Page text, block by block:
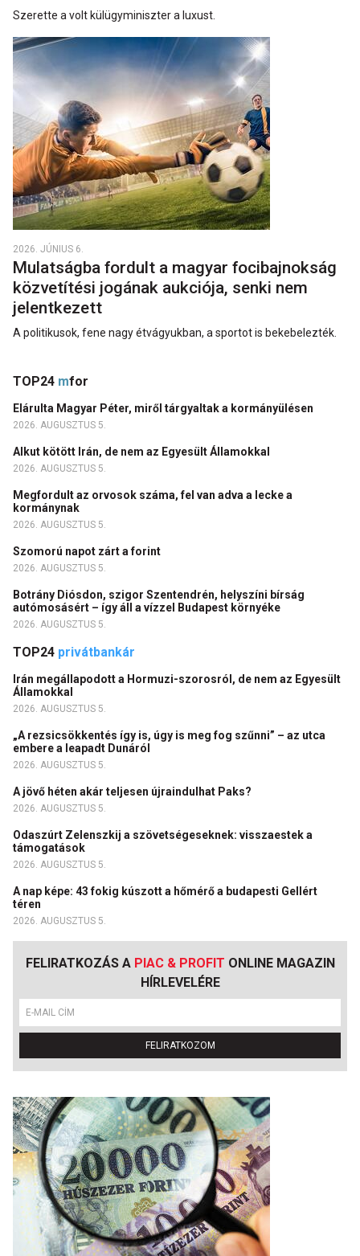
Szerette a volt külügyminiszter a luxust.
2026. JÚNIUS 6.
Mulatságba fordult a magyar focibajnokság
közvetítési jogának aukciója, senki nem
jelentkezett
A politikusok, fene nagy étvágyukban, a sportot is bekebelezték.
TOP24 mfor
Elárulta Magyar Péter, miről tárgyaltak a kormányülésen
2026. AUGUSZTUS 5.
Alkut kötött Irán, de nem az Egyesült Államokkal
2026. AUGUSZTUS 5.
Megfordult az orvosok száma, fel van adva a lecke a
kormánynak
2026. AUGUSZTUS 5.
Szomorú napot zárt a forint
2026. AUGUSZTUS 5.
Botrány Diósdon, szigor Szentendrén, helyszíni bírság
autómosásért – így áll a vízzel Budapest környéke
2026. AUGUSZTUS 5.
TOP24 privátbankár
Irán megállapodott a Hormuzi-szorosról, de nem az Egyesült
Államokkal
2026. AUGUSZTUS 5.
„A rezsicsökkentés így is, úgy is meg fog szűnni” – az utca
embere a leapadt Dunáról
2026. AUGUSZTUS 5.
A jövő héten akár teljesen újraindulhat Paks?
2026. AUGUSZTUS 5.
Odaszúrt Zelenszkij a szövetségeseknek: visszaestek a
támogatások
2026. AUGUSZTUS 5.
A nap képe: 43 fokig kúszott a hőmérő a budapesti Gellért
téren
2026. AUGUSZTUS 5.
FELIRATKOZÁS A PIAC & PROFIT ONLINE MAGAZIN
HÍRLEVELÉRE
FELIRATKOZOM